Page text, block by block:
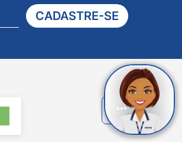
CADASTRE-SE
Verificada
por